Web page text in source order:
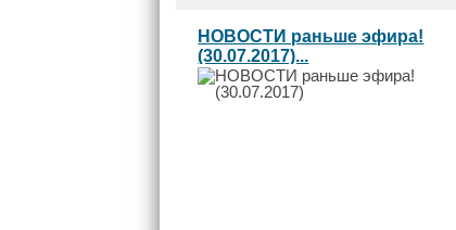
НОВОСТИ раньше эфира!
(30.07.2017)...